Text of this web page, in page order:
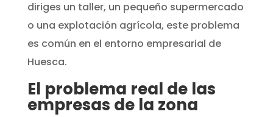
diriges un taller, un pequeño supermercado
o una explotación agrícola, este problema
es común en el entorno empresarial de
Huesca.
El problema real de las
empresas de la zona